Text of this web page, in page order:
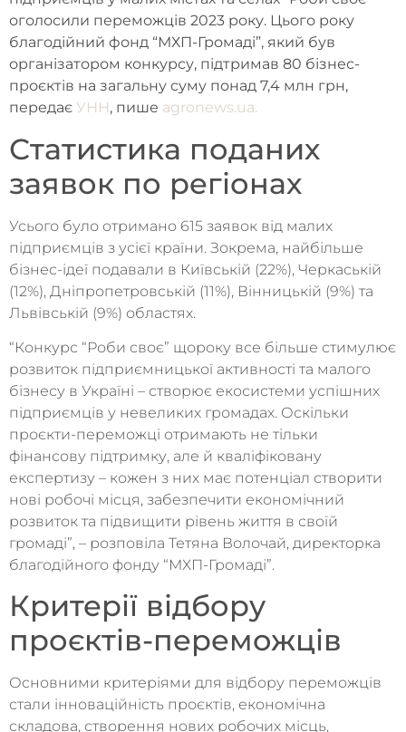
оголосили переможців 2023 року. Цього року
благодійний фонд “МХП-Громаді”, який був
організатором конкурсу, підтримав 80 бізнес-
проєктів на загальну суму понад 7,4 млн грн,
передає УНН, пише agronews.ua.
Статистика поданих
заявок по регіонах
Усього було отримано 615 заявок від малих
підприємців з усієї країни. Зокрема, найбільше
бізнес-ідеї подавали в Київській (22%), Черкаській
(12%), Дніпропетровській (11%), Вінницькій (9%) та
Львівській (9%) областях.
“Конкурс “Роби своє” щороку все більше стимулює
розвиток підприємницької активності та малого
бізнесу в Україні – створює екосистеми успішних
підприємців у невеликих громадах. Оскільки
проєкти-переможці отримають не тільки
фінансову підтримку, але й кваліфіковану
експертизу – кожен з них має потенціал створити
нові робочі місця, забезпечити економічний
розвиток та підвищити рівень життя в своїй
громаді”, – розповіла Тетяна Волочай, директорка
благодійного фонду “МХП-Громаді”.
Критерії відбору
проєктів-переможців
Основними критеріями для відбору переможців
стали інноваційність проєктів, економічна
складова, створення нових робочих місць,